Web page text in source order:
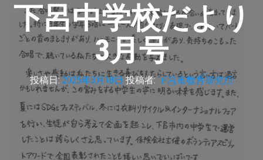
下呂中学校だより
3月号
投稿日:2025年3月18日投稿者:下呂市教育研究所